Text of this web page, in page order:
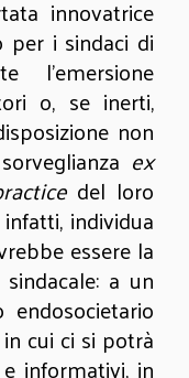
innovatrice
per i sindaci di
l’emersione
o, se inerti,
non
ex
del loro
individua
essere la
a un
cui ci si potrà
informativi, in